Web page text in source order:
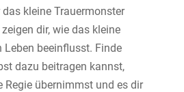
kleine Trauermonster
dir, wie das kleine
Leben beeinflusst. Finde
dazu beitragen kannst,
Regie übernimmst und es dir